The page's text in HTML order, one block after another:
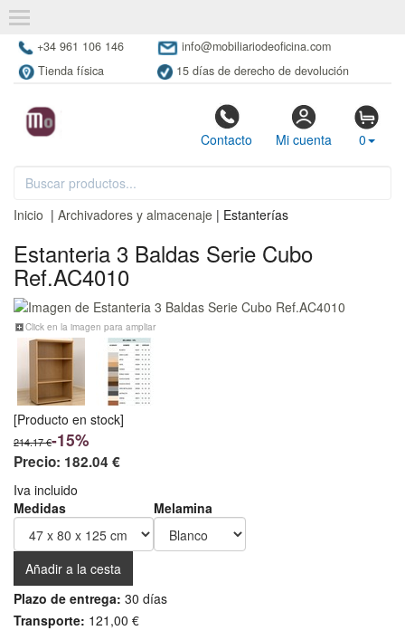
+34 961 106 146
info@mobiliariodeoficina.com
Tienda física
15 días de derecho de devolución
Contacto Mi cuenta 0
Inicio | Archivadores y almacenaje | Estanterías
Estanteria 3 Baldas Serie Cubo
Ref.AC4010
Click en la imagen para ampliar
[Producto en stock]
214.17 €-15%
Precio: 182.04 €
Iva incluido
Medidas
Melamina
Plazo de entrega: 30 días
Transporte: 121,00 €